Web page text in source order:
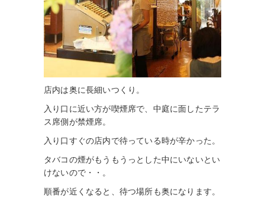
店内は奥に長細いつくり。
入り口に近い方が喫煙席で、中庭に面したテラ
ス席側が禁煙席。
入り口すぐの店内で待っている時が辛かった。
タバコの煙がもうもうっとした中にいないとい
けないので・・。
順番が近くなると、待つ場所も奥になります。